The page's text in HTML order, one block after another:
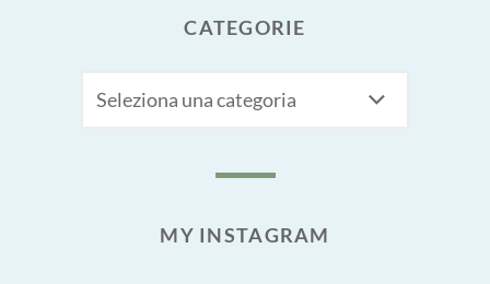
CATEGORIE
MY INSTAGRAM